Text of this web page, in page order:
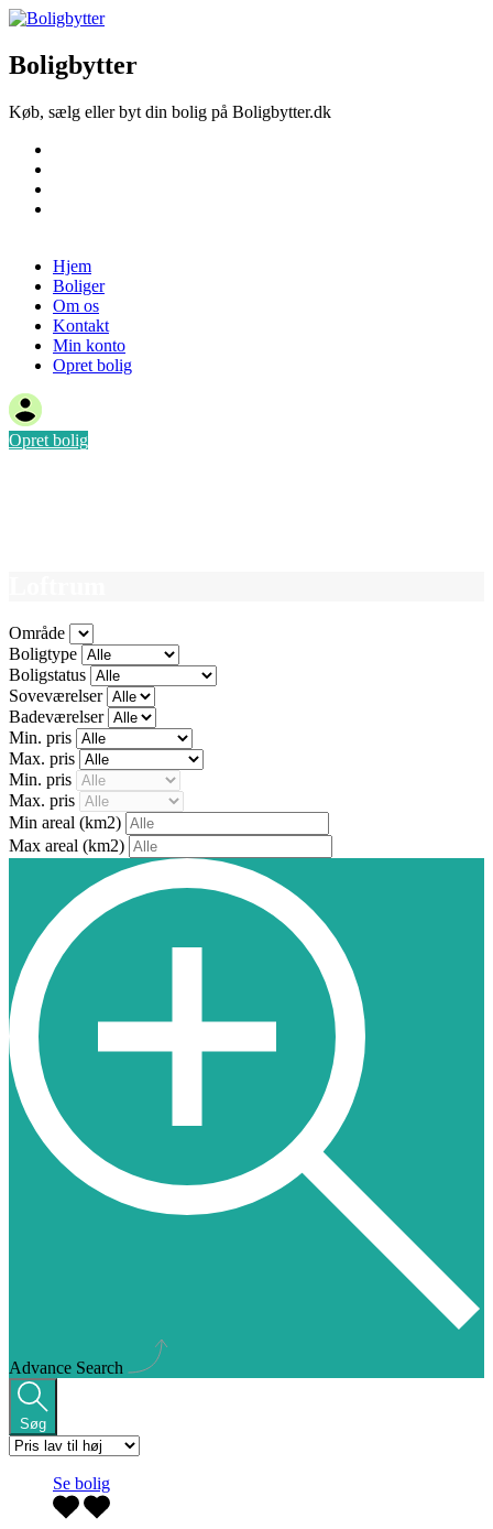
Boligbytter
Køb, sælg eller byt din bolig på Boligbytter.dk
Hjem
Boliger
Om os
Kontakt
Min konto
Opret bolig
Opret bolig
Område
Boligtype
Boligstatus
Soveværelser
Badeværelser
Min. pris
Max. pris
Min. pris
Max. pris
Min areal (km2)
Max areal (km2)
Advance Search
Søg
Se bolig